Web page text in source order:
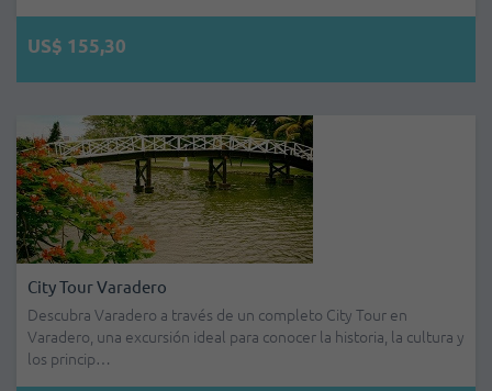
US$ 155,30
City Tour Varadero
Descubra Varadero a través de un completo City Tour en
Varadero, una excursión ideal para conocer la historia, la cultura y
los princip…